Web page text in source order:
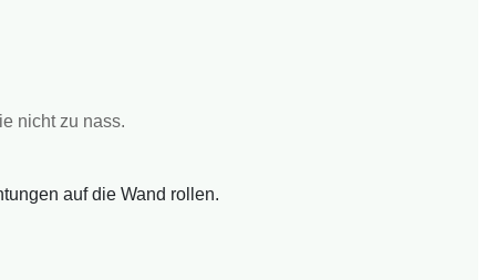
nicht zu nass.
auf die Wand rollen.